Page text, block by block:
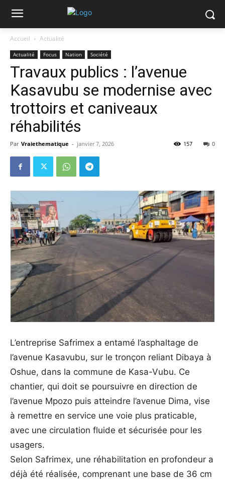
Accueil Actualité
Actualité Focus Nation Société
Travaux publics : l’avenue
Kasavubu se modernise avec
trottoirs et caniveaux
réhabilités
Par Vraiethematique - janvier 7, 2026 0
157
L’entreprise Safrimex a entamé l’asphaltage de
l’avenue Kasavubu, sur le tronçon reliant Dibaya à
Oshue, dans la commune de Kasa-Vubu. Ce
chantier, qui doit se poursuivre en direction de
l’avenue Mpozo puis atteindre l’avenue Dima, vise
à remettre en service une voie plus praticable,
avec une circulation fluide et sécurisée pour les
usagers.
Selon Safrimex, une réhabilitation en profondeur a
déjà été réalisée, comprenant une base de 36 cm